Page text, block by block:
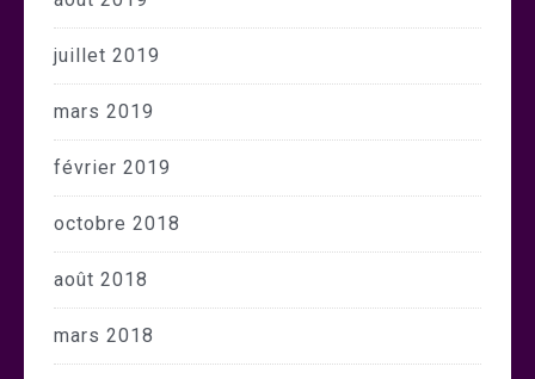
juillet 2019
mars 2019
février 2019
octobre 2018
août 2018
mars 2018